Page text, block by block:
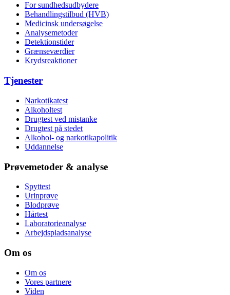
For sundhedsudbydere
Behandlingstilbud (HVB)
Medicinsk undersøgelse
Analysemetoder
Detektionstider
Grænseværdier
Krydsreaktioner
Tjenester
Narkotikatest
Alkoholtest
Drugtest ved mistanke
Drugtest på stedet
Alkohol- og narkotikapolitik
Uddannelse
Prøvemetoder & analyse
Spyttest
Urinprøve
Blodprøve
Hårtest
Laboratorieanalyse
Arbejdspladsanalyse
Om os
Om os
Vores partnere
Viden